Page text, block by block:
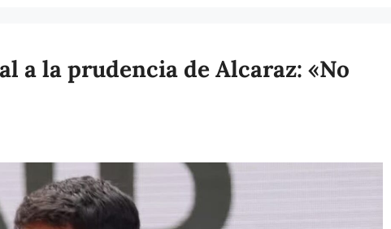
a la prudencia de Alcaraz: «No